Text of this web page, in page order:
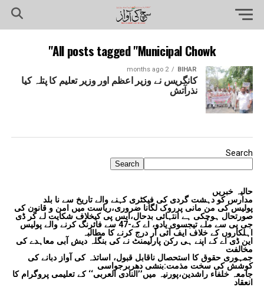
All posts tagged "Municipal Chowk"
BIHAR
2 months ago
کانگریس نے وزیر اعظم اور وزیر تعلیم کا پتلہ کیا
نذرآتش
Search
Search
حالیہ خبریں
مدارس کو دہشت گردی کی فیکٹری کہنے والے تاریخ سے نا بلد
پولیس کی من مانی پرروک لگانا ضروری،ریاست میں امن و قانون کی
صورتحال ہوچکی ہے انتہائی بدحال،ایس پی کیخلاف شکایت لے کر ڈی
جی پی سے ملے تیجسوی یادو، اے کے-47 سے فائرنگ کرنے والے پولیس
اہلکاروں کے خلاف ایف آئی آر درج کرنے کا مطالبہ
این ڈی اے کے اپنے ہی رکن پارلیمنٹ نے کی بنگلہ دیش آبی معاہدے کی
مخالفت
جمہوری حقوق کا استحصال ناقابل قبول، اساتذہ کی آواز دبانے کی
کوشش کی سخت مذمت:بنشی دھربرجواسی
جامعہ خلفاء راشدین،پورنیہ میں’’النادی العربی‘‘ کے تعلیمی پروگرام کا
انعقاد